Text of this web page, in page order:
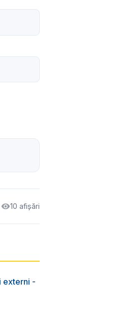
10 afișări
externi -